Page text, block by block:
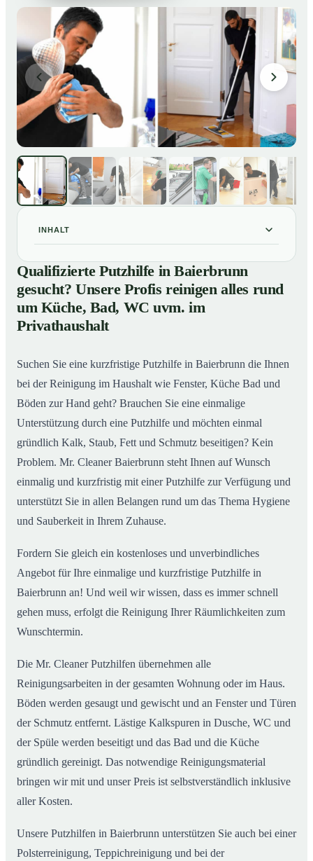
INHALT
01Qualifizierte Putzhilfe in Baierbrunn gesucht? Unsere
Profis reinigen alles rund um Küche, Bad, WC uvm. im
Privathaushalt
02So einfach buchen Sie eine Putzhilfe in Baierbrunn
Qualifizierte Putzhilfe in Baierbrunn
gesucht? Unsere Profis reinigen alles rund
um Küche, Bad, WC uvm. im
Privathaushalt
Suchen Sie eine kurzfristige Putzhilfe in Baierbrunn die Ihnen
bei der Reinigung im Haushalt wie Fenster, Küche Bad und
Böden zur Hand geht? Brauchen Sie eine einmalige
Unterstützung durch eine Putzhilfe und möchten einmal
gründlich Kalk, Staub, Fett und Schmutz beseitigen? Kein
Problem. Mr. Cleaner Baierbrunn steht Ihnen auf Wunsch
einmalig und kurzfristig mit einer Putzhilfe zur Verfügung und
unterstützt Sie in allen Belangen rund um das Thema Hygiene
und Sauberkeit in Ihrem Zuhause.
Fordern Sie gleich ein kostenloses und unverbindliches
Angebot für Ihre einmalige und kurzfristige Putzhilfe in
Baierbrunn an! Und weil wir wissen, dass es immer schnell
gehen muss, erfolgt die Reinigung Ihrer Räumlichkeiten zum
Wunschtermin.
Die Mr. Cleaner Putzhilfen übernehmen alle
Reinigungsarbeiten in der gesamten Wohnung oder im Haus.
Böden werden gesaugt und gewischt und an Fenster und Türen
der Schmutz entfernt. Lästige Kalkspuren in Dusche, WC und
der Spüle werden beseitigt und das Bad und die Küche
gründlich gereinigt. Das notwendige Reinigungsmaterial
bringen wir mit und unser Preis ist selbstverständlich inklusive
aller Kosten.
Unsere Putzhilfen in Baierbrunn unterstützen Sie auch bei einer
Polsterreinigung, Teppichreinigung und bei der